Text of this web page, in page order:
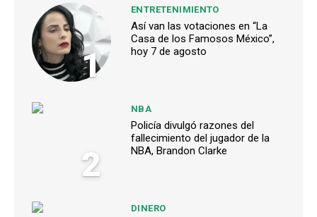
1
ENTRETENIMIENTO
Así van las votaciones en “La
Casa de los Famosos México”,
hoy 7 de agosto
2
NBA
Policía divulgó razones del
fallecimiento del jugador de la
NBA, Brandon Clarke
DINERO